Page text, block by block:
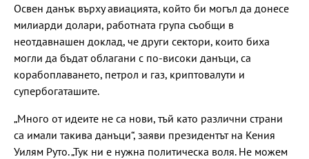
Освен данък върху авиацията, който би могъл да донесе
милиарди долари, работната група съобщи в
неотдавнашен доклад, че други сектори, които биха
могли да бъдат облагани с по-високи данъци, са
корабоплаването, петрол и газ, криптовалути и
супербогаташите.
„Много от идеите не са нови, тъй като различни страни
са имали такива данъци“, заяви президентът на Кения
Уилям Руто. „Тук ни е нужна политическа воля. Не можем